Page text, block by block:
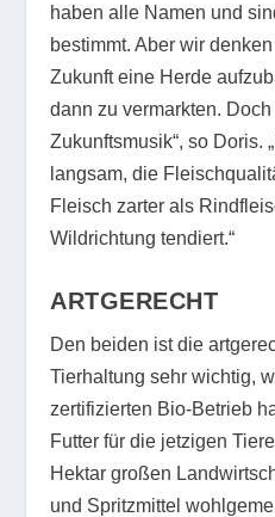
haben alle Namen und
bestimmt. Aber wir
Zukunft eine Herde
dann zu vermarkten.
Zukunftsmusik“, so Doris.
langsam, die
Fleisch zarter als
Wildrichtung tendiert.“
ARTGERECHT
Den beiden ist die
Tierhaltung sehr wichtig,
zertifizierten Bio-Betrieb
Futter für die jetzigen
Hektar großen
und Spritzmittel